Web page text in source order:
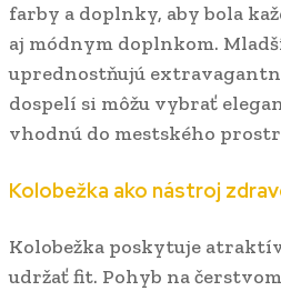
farby a doplnky, aby bola
aj módnym doplnkom.
uprednostňujú
dospelí si môžu vybrať
vhodnú do mestského
Kolobežka ako nástroj
Kolobežka poskytuje
udržať fit. Pohyb na